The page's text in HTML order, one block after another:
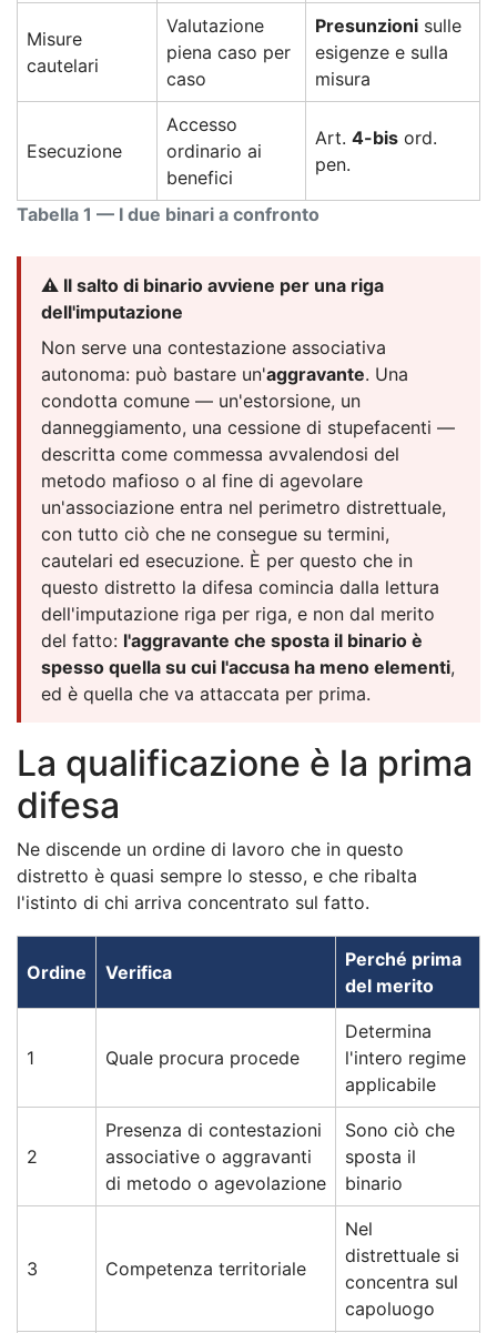
Tabella 1 — I due binari a confronto
Misure
cautelari
Valutazione
piena caso per
caso
Presunzioni sulle
esigenze e sulla
misura
Esecuzione
Accesso
ordinario ai
benefici
Art. 4-bis ord.
pen.
⚠️ Il salto di binario avviene per una riga
dell'imputazione
Non serve una contestazione associativa
autonoma: può bastare un'aggravante. Una
condotta comune — un'estorsione, un
danneggiamento, una cessione di stupefacenti —
descritta come commessa avvalendosi del
metodo mafioso o al fine di agevolare
un'associazione entra nel perimetro distrettuale,
con tutto ciò che ne consegue su termini,
cautelari ed esecuzione. È per questo che in
questo distretto la difesa comincia dalla lettura
dell'imputazione riga per riga, e non dal merito
del fatto: l'aggravante che sposta il binario è
spesso quella su cui l'accusa ha meno elementi,
ed è quella che va attaccata per prima.
La qualificazione è la prima
difesa
Ne discende un ordine di lavoro che in questo
distretto è quasi sempre lo stesso, e che ribalta
l'istinto di chi arriva concentrato sul fatto.
Ordine Verifica
Perché prima
del merito
1 Quale procura procede
Determina
l'intero regime
applicabile
2
Presenza di contestazioni
associative o aggravanti
di metodo o agevolazione
Sono ciò che
sposta il
binario
3 Competenza territoriale
Nel
distrettuale si
concentra sul
capoluogo